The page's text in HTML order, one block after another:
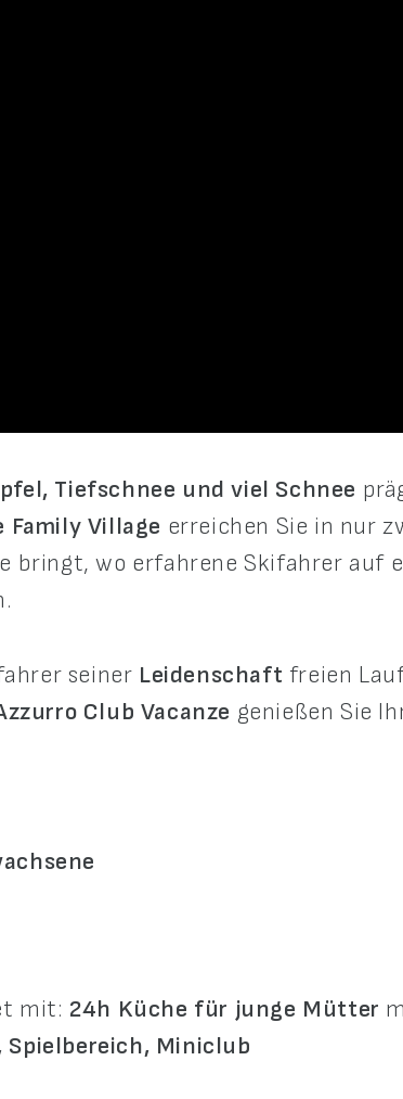
Tiefschnee und viel Schnee
Family Village erreichen Sie in nur
bringt, wo erfahrene Skifahrer auf
seiner Leidenschaft freien
Club Vacanze genießen Sie
mit: 24h Küche für junge Mütter
Spielbereich, Miniclub